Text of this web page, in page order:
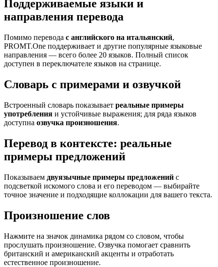
Поддерживаемые языки и
направления перевода
Помимо перевода с английского на итальянский,
PROMT.One поддерживает и другие популярные языковые
направления — всего более 20 языков. Полный список
доступен в переключателе языков на странице.
Словарь с примерами и озвучкой
Встроенный словарь показывает реальные примеры
употребления и устойчивые выражения; для ряда языков
доступна озвучка произношения.
Перевод в контексте: реальные
примеры предложений
Показываем двуязычные примеры предложений с
подсветкой искомого слова и его переводом — выбирайте
точное значение и подходящие коллокации для вашего текста.
Произношение слов
Нажмите на значок динамика рядом со словом, чтобы
прослушать произношение. Озвучка помогает сравнить
британский и американский акценты и отработать
естественное произношение.